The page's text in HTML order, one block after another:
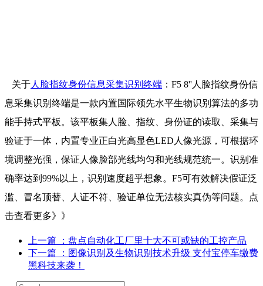
关于人脸指纹身份信息采集识别终端 ：F5 8''人脸指纹身份信
息采集识别终端是一款内置国际领先水平生物识别算法的多功
能手持式平板。该平板集人脸、指纹、身份证的读取、采集与
验证于一体，内置专业正白光高显色LED人像光源，可根据环
境调整光强，保证人像脸部光线均匀和光线规范统一。识别准
确率达到99%以上，识别速度超乎想象。F5可有效解决假证泛
滥、冒名顶替、人证不符、验证单位无法核实真伪等问题。点
击查看更多》》
上一篇
：盘点自动化工厂里十大不可或缺的工控产品
下一篇
：图像识别及生物识别技术升级 支付宝停车缴费
黑科技来袭！